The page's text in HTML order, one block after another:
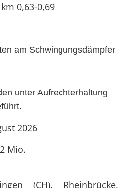
0,63-0,69
am Schwingungsdämpfer
unter Aufrechterhaltung
2026
Mio.
(CH), Rheinbrücke,